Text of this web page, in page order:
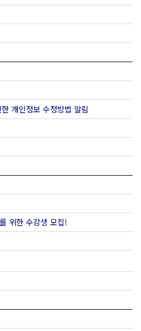
개인정보 수정방법 알림
위한 수강생 모집!